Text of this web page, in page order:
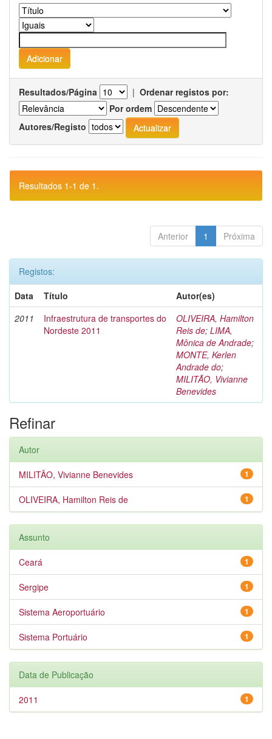
Resultados/Página | Ordenar registos por:
Por ordem
Autores/Registo
Resultados 1-1 de 1.
Anterior 1 Próxima
Registos:
Data
Título
Autor(es)
2011
Infraestrutura de transportes do
Nordeste 2011
OLIVEIRA, Hamilton
Reis de; LIMA,
Mônica de Andrade;
MONTE, Kerlen
Andrade do;
MILITÃO, Vivianne
Benevides
Refinar
Autor
1
MILITÃO, Vivianne Benevides
1
OLIVEIRA, Hamilton Reis de
Assunto
1
Ceará
1
Sergipe
1
Sistema Aeroportuário
1
Sistema Portuário
Data de Publicação
1
2011